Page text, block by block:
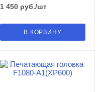
1 450руб./шт
В КОРЗИНУ